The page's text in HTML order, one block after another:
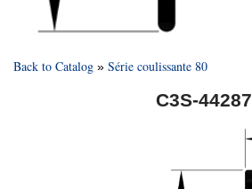
Back to Catalog Série coulissante 80
C3S-44287